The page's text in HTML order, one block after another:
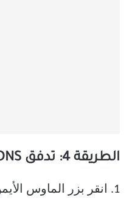
الطريقة 4: تدفق DNS وإعادة ضبط TCP / IP
1. انقر بزر الماوس الأيمن فوق زر